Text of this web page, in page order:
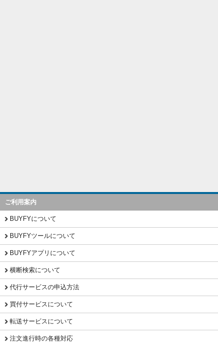
ご利用案内
BUYFYについて
BUYFYツールについて
BUYFYアプリについて
横断検索について
代行サービスの申込方法
買付サービスについて
転送サービスについて
注文進行時の各種対応